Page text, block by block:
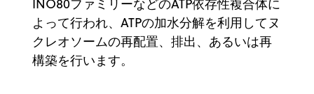
INO80ファミリーなどのATP依存性複合体に
よって行われ、ATPの加水分解を利用してヌ
クレオソームの再配置、排出、あるいは再
構築を行います。